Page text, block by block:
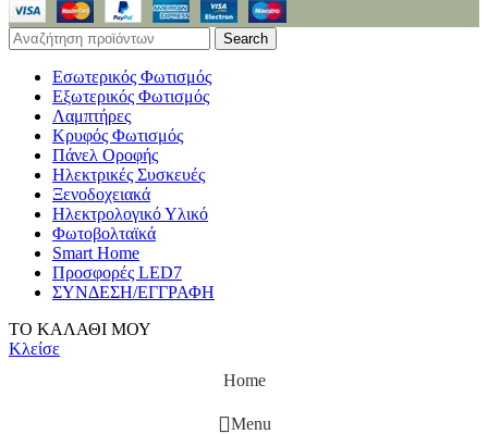
Search
Εσωτερικός Φωτισμός
Εξωτερικός Φωτισμός
Λαμπτήρες
Κρυφός Φωτισμός
Πάνελ Οροφής
Ηλεκτρικές Συσκευές
Ξενοδοχειακά
Ηλεκτρολογικό Υλικό
Φωτοβολταϊκά
Smart Home
Προσφορές LED7
ΣΥΝΔΕΣΗ/ΕΓΓΡΑΦΗ
ΤΟ ΚΑΛΑΘΙ ΜΟΥ
Κλείσε
Home
Menu